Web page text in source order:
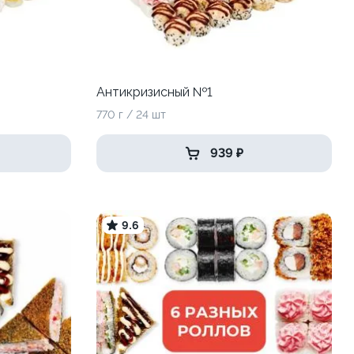
Антикризисный №1
770 г / 24 шт
939 ₽
9.6